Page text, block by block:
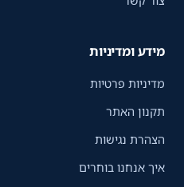
מידע ומדיניות
מדיניות פרטיות
תקנון האתר
הצהרת נגישות
איך אנחנו בוחרים